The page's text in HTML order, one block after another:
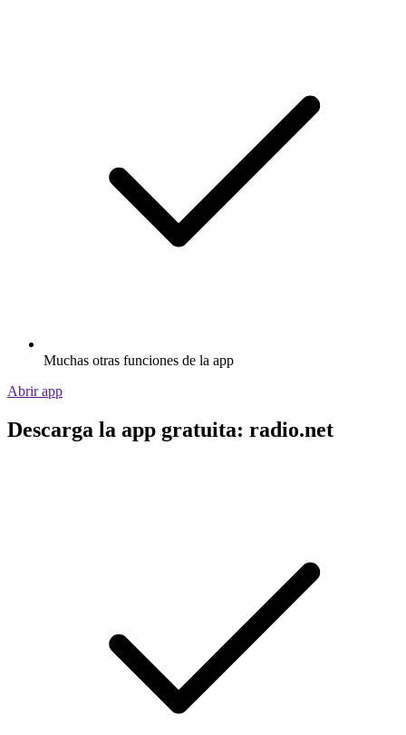
Muchas otras funciones de la app
Abrir app
Descarga la app gratuita: radio.net